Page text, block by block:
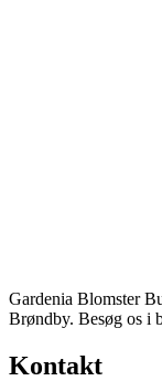
Gardenia Blomster
Brøndby. Besøg os i
Kontakt